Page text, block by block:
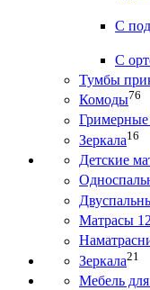
С
С
Тумбы
Комоды76
Зеркала16
Детские
Матрасы
Зеркала21
Мебель